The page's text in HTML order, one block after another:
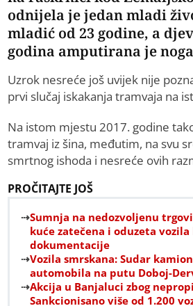
odnijela je jedan mladi
mladić od 23 godine, a
godina amputirana je
Uzrok nesreće još uvijek nije
prvi slučaj iskakanja tramvaja na
Na istom mjestu 2017. godine
tramvaj iz šina, međutim, na svu
smrtnog ishoda i nesreće ovih
PROČITAJTE JOŠ
Sumnja na nedozvoljenu
kuće zatečena i oduzeta vozila
dokumentacije
Vozila smrskana: Sudar
automobila na putu Doboj-
Akcija u Banjaluci zbog
Sankcionisano više od 1.200